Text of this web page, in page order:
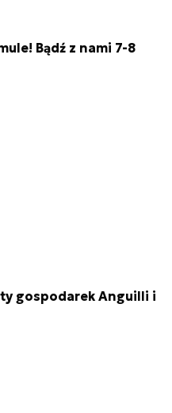
Bądź z nami 7-8
gospodarek Anguilli i